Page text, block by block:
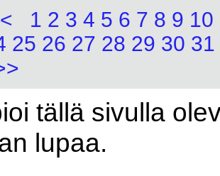
1 2 3 4 5 6 7 8 9 10
25 26 27 28 29 30 31
tällä sivulla
lupaa.